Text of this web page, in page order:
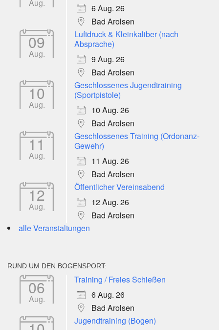
Aug.
6 Aug. 26
Bad Arolsen
09
Aug.
Luftdruck & Kleinkaliber (nach
Absprache)
9 Aug. 26
Bad Arolsen
10
Aug.
Geschlossenes Jugendtraining
(Sportpistole)
10 Aug. 26
Bad Arolsen
11
Aug.
Geschlossenes Training (Ordonanz-
Gewehr)
11 Aug. 26
Bad Arolsen
12
Aug.
Öffentlicher Vereinsabend
12 Aug. 26
Bad Arolsen
alle Veranstaltungen
RUND UM DEN BOGENSPORT:
06
Aug.
Training / Freies Schießen
6 Aug. 26
Bad Arolsen
Jugendtraining (Bogen)